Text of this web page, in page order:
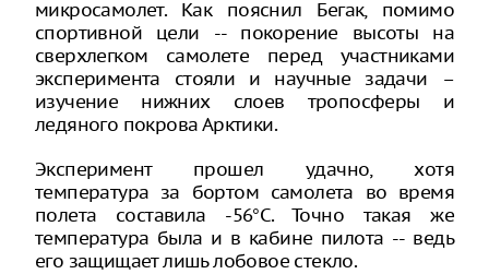
микросамолет. Как пояснил Бегак, помимо
спортивной цели -- покорение высоты на
сверхлегком самолете перед участниками
эксперимента стояли и научные задачи –
изучение нижних слоев тропосферы и
ледяного покрова Арктики.
Эксперимент прошел удачно, хотя
температура за бортом самолета во время
полета составила -56°С. Точно такая же
температура была и в кабине пилота -- ведь
его защищает лишь лобовое стекло.